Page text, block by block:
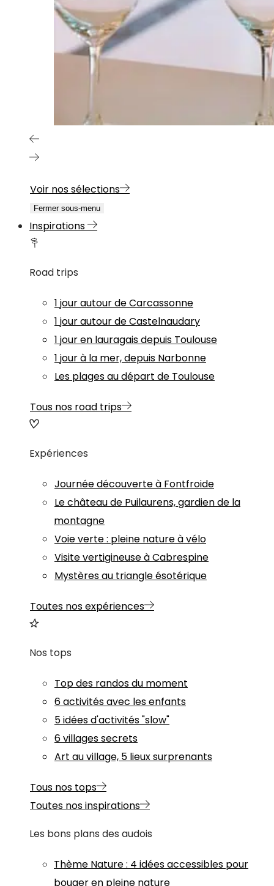
Voir nos sélections
Fermer sous-menu
Inspirations
Road trips
1 jour autour de Carcassonne
1 jour autour de Castelnaudary
1 jour en lauragais depuis Toulouse
1 jour à la mer, depuis Narbonne
Les plages au départ de Toulouse
Tous nos road trips
Expériences
Journée découverte à Fontfroide
Le château de Puilaurens, gardien de la
montagne
Voie verte : pleine nature à vélo
Visite vertigineuse à Cabrespine
Mystères au triangle ésotérique
Toutes nos expériences
Nos tops
Top des randos du moment
6 activités avec les enfants
5 idées d'activités "slow"
6 villages secrets
Art au village, 5 lieux surprenants
Tous nos tops
Toutes nos inspirations
Les bons plans des audois
Thème Nature: 4 idées accessibles pour
bouger en pleine nature